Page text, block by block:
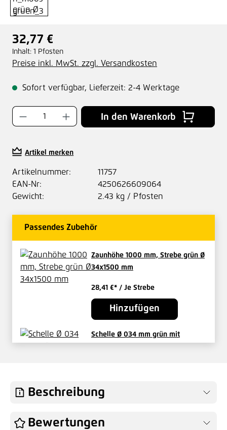
Regulärer Preis:
32,77 €
Inhalt: 1 Pfosten
Preise inkl. MwSt. zzgl. Versandkosten
Sofort verfügbar, Lieferzeit: 2-4 Werktage
Produkt Anzahl: Gib den gewünschten
In den Warenkorb
Artikel merken
Artikelnummer:
11757
EAN-Nr:
4250626609064
Gewicht:
2.43 kg / Pfosten
Passendes Zubehör
Zaunhöhe 1000 mm, Strebe grün Ø
34x1500 mm
28,41 €* / Je Strebe
Hinzufügen
Schelle Ø 034 mm grün mit
Beschreibung
Bewertungen